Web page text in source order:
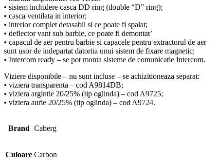
• sistem inchidere casca DD ring (double “D” ring);
• casca ventilata in interior;
• interior complet detasabil si ce poate fi spalat;
• deflector vant sub barbie, ce poate fi demontat’
• capacul de aer pentru barbie si capacele pentru extractorul de aer
sunt usor de indepartat datorita unui sistem de fixare magnetic;
• Intercom ready – se pot monta sisteme de comunicatie Intercom.
Viziere disponibile – nu sunt incluse – se achizitioneaza separat:
• viziera transparenta – cod A9814DB;
• viziera argintie 20/25% (tip oglinda) – cod A9725;
• viziera aurie 20/25% (tip oglinda) – cod A9724.
Brand Caberg
Culoare Carbon